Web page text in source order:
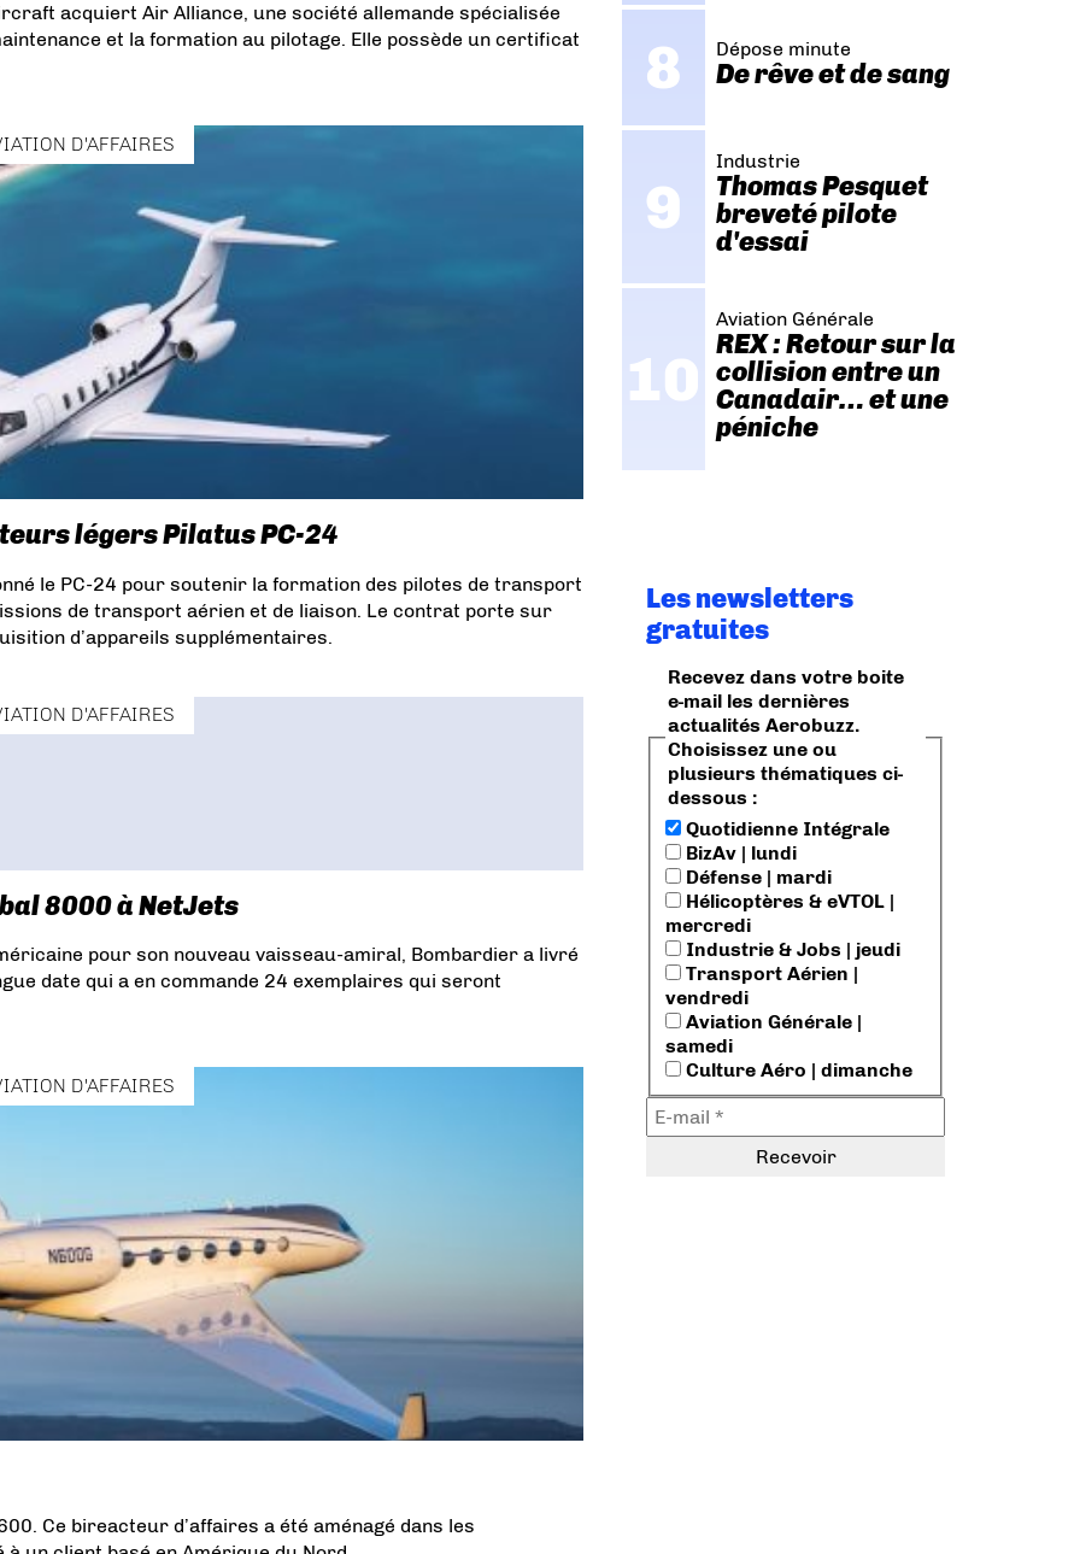
acquiert Air Alliance, une société allemande spécialisée
et la formation au pilotage. Elle possède un certificat
D'AFFAIRES
légers Pilatus PC-24
le PC-24 pour soutenir la formation des pilotes de transport
de transport aérien et de liaison. Le contrat porte sur
d’appareils supplémentaires.
D'AFFAIRES
8000 à NetJets
pour son nouveau vaisseau-amiral, Bombardier a livré
date qui a en commande 24 exemplaires qui seront
D'AFFAIRES
Ce bireacteur d’affaires a été aménagé dans les
Dépose minute
De rêve et de sang
Industrie
Thomas Pesquet
breveté pilote
d'essai
Aviation Générale
REX : Retour sur la
collision entre un
Canadair… et une
péniche
Les newsletters
gratuites
Recevez dans votre boite
e-mail les dernières
actualités Aerobuzz.
Choisissez une ou
plusieurs thématiques ci-
dessous :
Quotidienne Intégrale
BizAv | lundi
Défense | mardi
Hélicoptères & eVTOL |
mercredi
Industrie & Jobs | jeudi
Transport Aérien |
vendredi
Aviation Générale |
samedi
Culture Aéro | dimanche